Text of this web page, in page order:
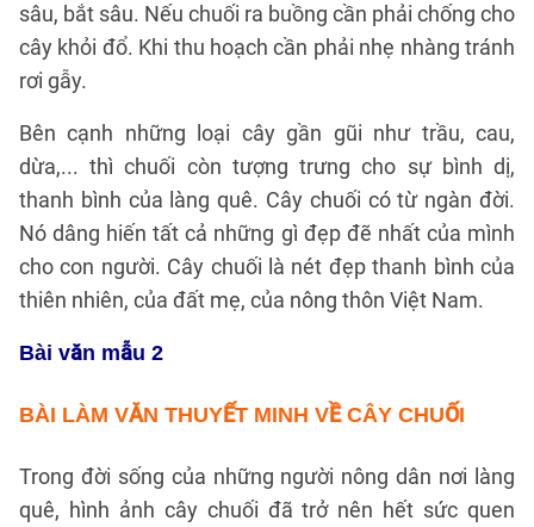
sâu, bắt sâu. Nếu chuối ra buồng cần phải chống cho
cây khỏi đổ. Khi thu hoạch cần phải nhẹ nhàng tránh
rơi gẫy.
Bên cạnh những loại cây gần gũi như trầu, cau,
dừa,... thì chuối còn tượng trưng cho sự bình dị,
thanh bình của làng quê. Cây chuối có từ ngàn đời.
Nó dâng hiến tất cả những gì đẹp đẽ nhất của mình
cho con người. Cây chuối là nét đẹp thanh bình của
thiên nhiên, của đất mẹ, của nông thôn Việt Nam.
Bài văn mẫu 2
BÀI LÀM VĂN THUYẾT MINH VỀ CÂY CHUỐI
Trong đời sống của những người nông dân nơi làng
quê, hình ảnh cây chuối đã trở nên hết sức quen